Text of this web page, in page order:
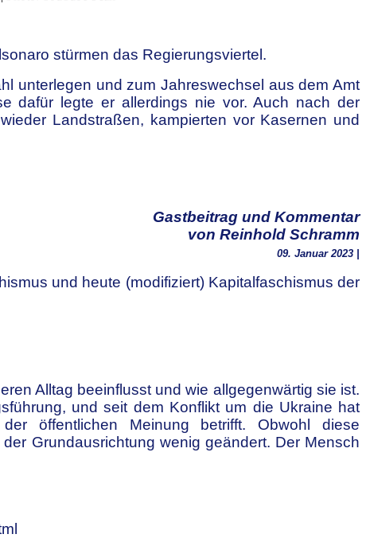
stürmen das Regierungsviertel.
unterlegen und zum Jahreswechsel aus dem Amt
dafür legte er allerdings nie vor. Auch nach der
Landstraßen, kampierten vor Kasernen und
Gastbeitrag und Kommentar
von Reinhold Schramm
09. Januar 2023 |
und heute (modifiziert) Kapitalfaschismus der
Alltag beeinflusst und wie allgegenwärtig sie ist.
und seit dem Konflikt um die Ukraine hat
öffentlichen Meinung betrifft. Obwohldiese
Grundausrichtung wenig geändert. Der Mensch